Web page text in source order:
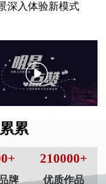
深入体验新模式
累
+
牌
210000+
优质作品